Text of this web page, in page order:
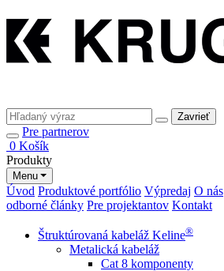
Zavrieť
Pre partnerov
0 Košík
Produkty
Menu
Úvod Produktové portfólio Výpredaj O nás
odborné články Pre projektantov Kontakt
Štruktúrovaná kabeláž Keline®
Metalická kabeláž
Cat 8 komponenty